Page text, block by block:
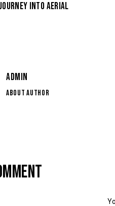
INTO AERIAL
ADMIN
ABOUT AUTHOR